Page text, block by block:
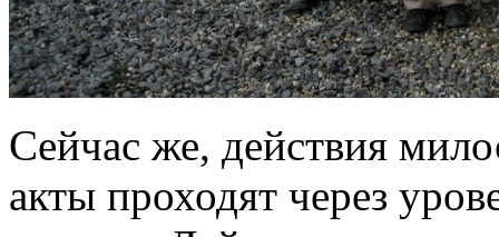
Сейчас же, действия
акты проходят через